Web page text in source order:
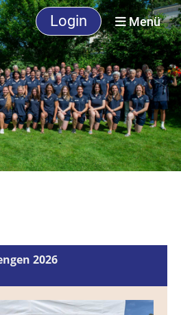
Login Menü
2026